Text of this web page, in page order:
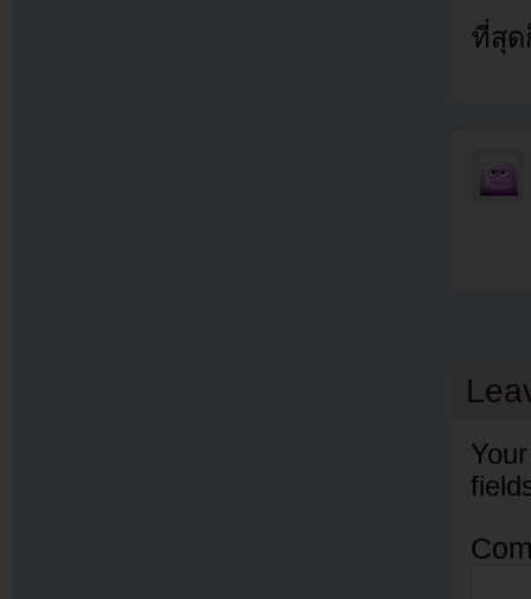
ที่สุด